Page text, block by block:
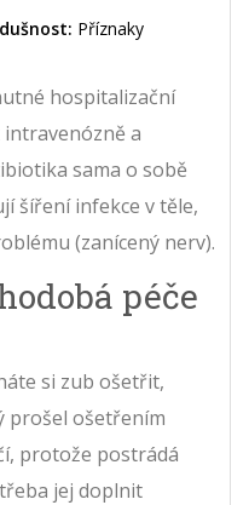
Příznaky
hospitalizační
a
sama o sobě
šíření infekce v těle,
(zanícený nerv).
péče
si zub ošetřit,
prošel ošetřením
protože postrádá
jej doplnit